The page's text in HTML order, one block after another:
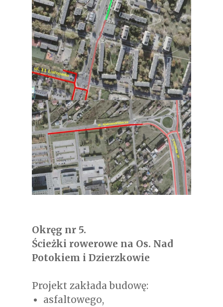
Okręg nr 5.
Ścieżki rowerowe na Os. Nad
Potokiem i Dzierzkowie
Projekt zakłada budowę:
asfaltowego,